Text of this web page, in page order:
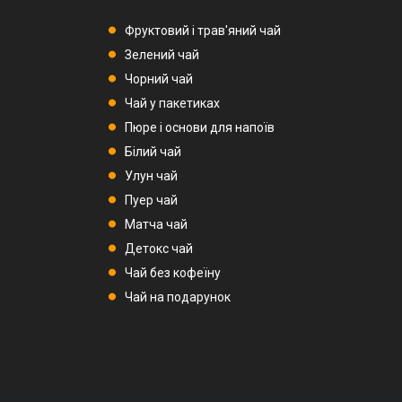
Фруктовий і трав'яний чай
Зелений чай
Чорний чай
Чай у пакетиках
Пюре і основи для напоїв
Білий чай
Улун чай
Пуер чай
Матча чай
Детокс чай
Чай без кофеїну
Чай на подарунок